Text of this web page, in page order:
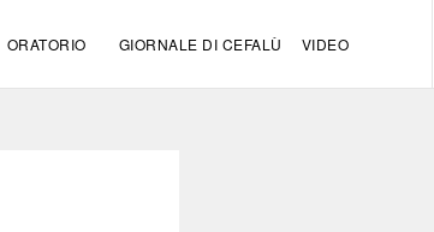
ORATORIO GIORNALE DI CEFALÙ VIDEO